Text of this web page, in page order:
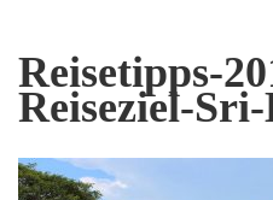
Reisetipps-
Reiseziel-